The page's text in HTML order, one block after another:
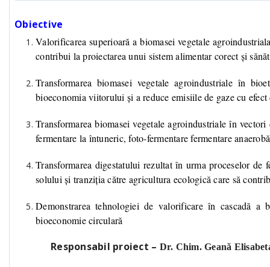
Obiective
Valorificarea superioară a biomasei vegetale
contribui la proiectarea unui sistem alimentar corect și
Transformarea biomasei vegetale agroindustriale în
bioeconomia viitorului și a reduce emisiile de gaze cu efect
Transformarea biomasei vegetale agroindustriale în
fermentare la întuneric, foto-fermentare fermentare
Transformarea digestatului rezultat în urma proceselor
solului și tranziția către agricultura ecologică care să
Demonstrarea tehnologiei de valorificare în cascadă a
bioeconomie circulară
Responsabil proiect – Dr. Chim. Geană